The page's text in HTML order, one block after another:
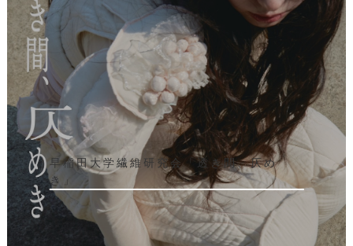
早稲田大学繊維研究会「透き間、仄め
き」